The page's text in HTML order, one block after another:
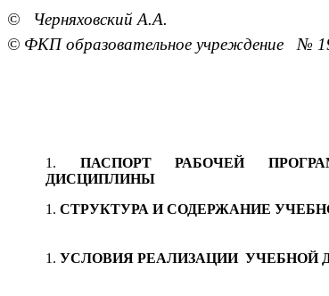
© Черняховский А.А.
© ФКП образовательное учреждение №
ПАСПОРТ РАБОЧЕЙ
ДИСЦИПЛИНЫ
СТРУКТУРА И СОДЕРЖАНИЕ
УСЛОВИЯ РЕАЛИЗАЦИИ УЧЕБНОЙ